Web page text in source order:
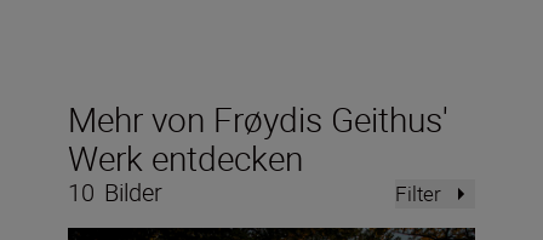
Mehr von Frøydis Geithus'
Werk entdecken
10 Bilder Filter